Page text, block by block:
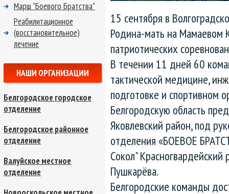
15 сентября в
Родина-мать на Мамаевом
патриотических
В течении 11 дней 60
тактической медицине,
подготовке и спортивном
Белгородскую область
Яковлевский район, под
отделения «БОЕВОЕ
Сокол"
Пушкарёва.
Белгородские команды
Марш "Боевого Братства"
Реабилитационное
(восстановительное)
лечение
НАШИ ОРГАНИЗАЦИИ
Белгородское городское
отделение
Белгородское районное
отделение
Валуйское местное
отделение